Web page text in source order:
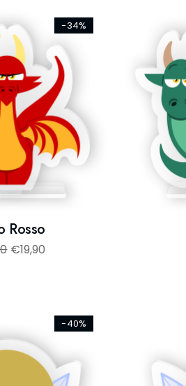
-34%
Rosso
€19,90
-40%